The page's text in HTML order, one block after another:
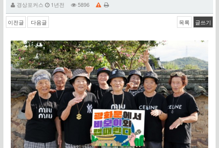
경상포커스 1년전 5896
이전글 다음글 목록 글쓰기